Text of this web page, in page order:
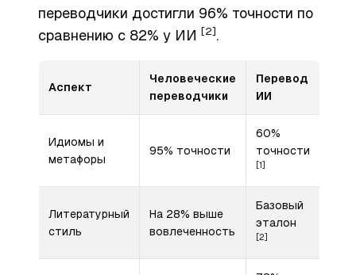
переводчики достигли 96% точности по
сравнению с 82% у ИИ [2] .
Аспект
Человеческие
переводчики
Перевод
ИИ
Идиомы и
метафоры
95% точности
60%
точности
[1]
Литературный
стиль
На 28% выше
вовлеченность
Базовый
эталон
[2]